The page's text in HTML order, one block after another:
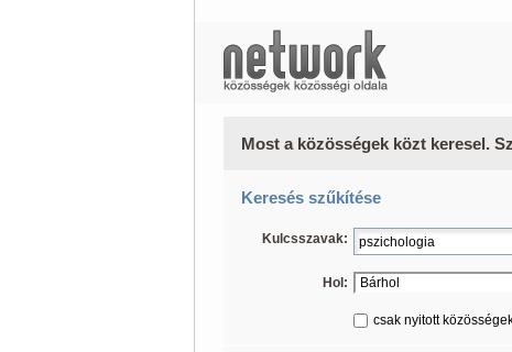
Most a közösségek közt keresel.
Keresés szűkítése
Kulcsszavak:
Hol:
csak nyitott